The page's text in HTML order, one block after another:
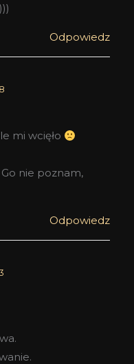
Odpowiedz
mi wcięło
nie poznam,
Odpowiedz